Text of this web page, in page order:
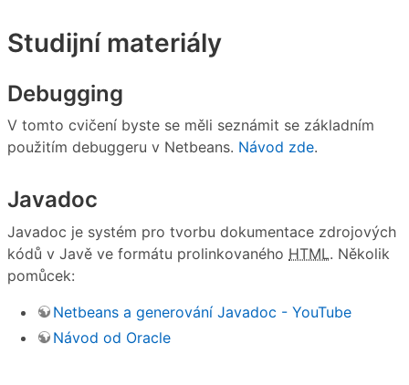
Studijní materiály
Debugging
V tomto cvičení byste se měli seznámit se základním
použitím debuggeru v Netbeans. Návod zde.
Javadoc
Javadoc je systém pro tvorbu dokumentace zdrojových
kódů v Javě ve formátu prolinkovaného HTML. Několik
pomůcek:
Netbeans a generování Javadoc - YouTube
Návod od Oracle